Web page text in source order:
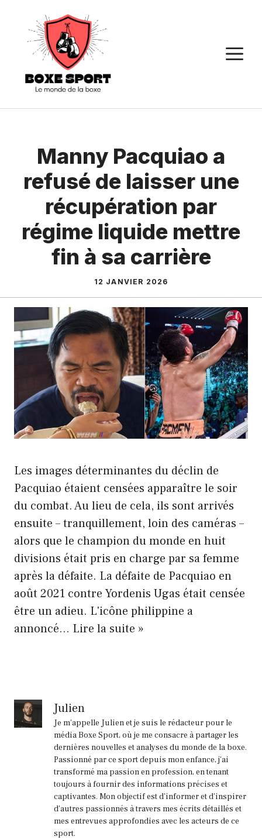
contenu
Manny Pacquiao a
refusé de laisser une
récupération par
régime liquide mettre
fin à sa carrière
12 JANVIER 2026
Les images déterminantes du déclin de
Pacquiao étaient censées apparaître le soir
du combat. Au lieu de cela, ils sont arrivés
ensuite – tranquillement, loin des caméras –
alors que le champion du monde en huit
divisions était pris en charge par sa femme
après la défaite. La défaite de Pacquiao en
août 2021 contre Yordenis Ugas était censée
être un adieu. L'icône philippine a
annoncé… Lire la suite »
laisser
une
récupération
par
régime
liquide
mettre
Julien
Je m'appelle Julien et je suis le rédacteur pour le
média Boxe Sport, où je me consacre à partager les
dernières nouvelles et analyses du monde de la boxe.
Passionné par ce sport depuis mon enfance, j'ai
transformé ma passion en profession, en tenant
toujours à fournir des informations précises et
captivantes. Mon objectif est d'informer et d'inspirer
d'autres passionnés à travers mes écrits détaillés et
mes entrevues approfondies avec les acteurs de ce
sport.